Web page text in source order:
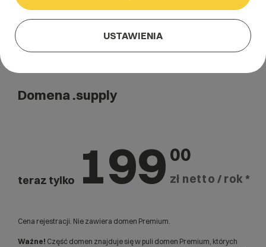
Domena .supply
teraz tylko 199 00
zł netto / rok *
Cena rejestracji. Nie zawiera domen Premium.
Ważne! Część domen znajduje się w puli domen Premium, których
USTAWIENIA